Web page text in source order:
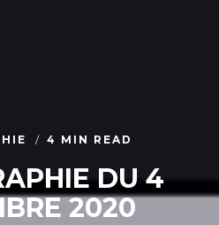
4 MIN READ
DU 4
2020